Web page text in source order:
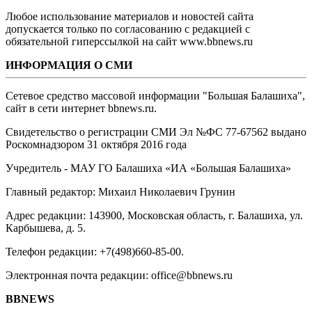
Любое использование материалов и новостей сайта
допускается только по согласованию с редакцией с
обязательной гиперссылкой на сайт www.bbnews.ru
ИНФОРМАЦИЯ О СМИ
Сетевое средство массовой информации "Большая Балашиха",
сайт в сети интернет bbnews.ru.
Свидетельство о регистрации СМИ Эл №ФС ‎77-67562 выдано
Роскомнадзором 31 октября 2016 года
Учредитель - МАУ ГО Балашиха «ИА «Большая Балашиха»
Главный редактор: Михаил Николаевич Грунин
Адрес редакции: 143900, Московская область, г. Балашиха, ул.
Карбышева, д. 5.
Телефон редакции: +7(498)660-85-00.
Электронная почта редакции: office@bbnews.ru
BBNEWS